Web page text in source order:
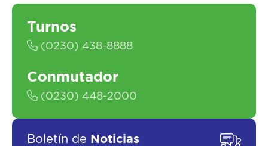
SOLICITAR UN ASESOR
Turnos
(0230) 438-8888
Conmutador
(0230) 448-2000
Boletín de Noticias